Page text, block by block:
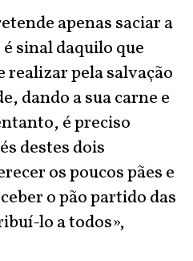
apenas saciar a
sinal daquilo que
realizar pela salvação
dando a sua carne e
é preciso
destes dois
os poucos pães e
o pão partido das
lo a todos»,